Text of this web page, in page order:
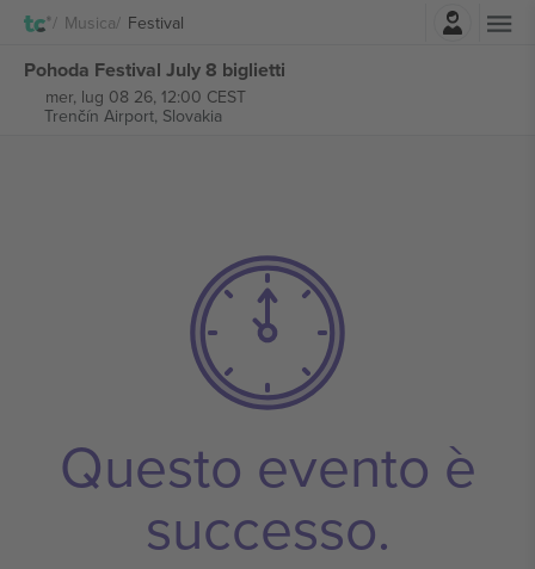
Musica Festival
Pohoda Festival July 8 biglietti
mer, lug 08 26, 12:00 CEST
Trenčín Airport, Slovakia
Questo evento è
successo.